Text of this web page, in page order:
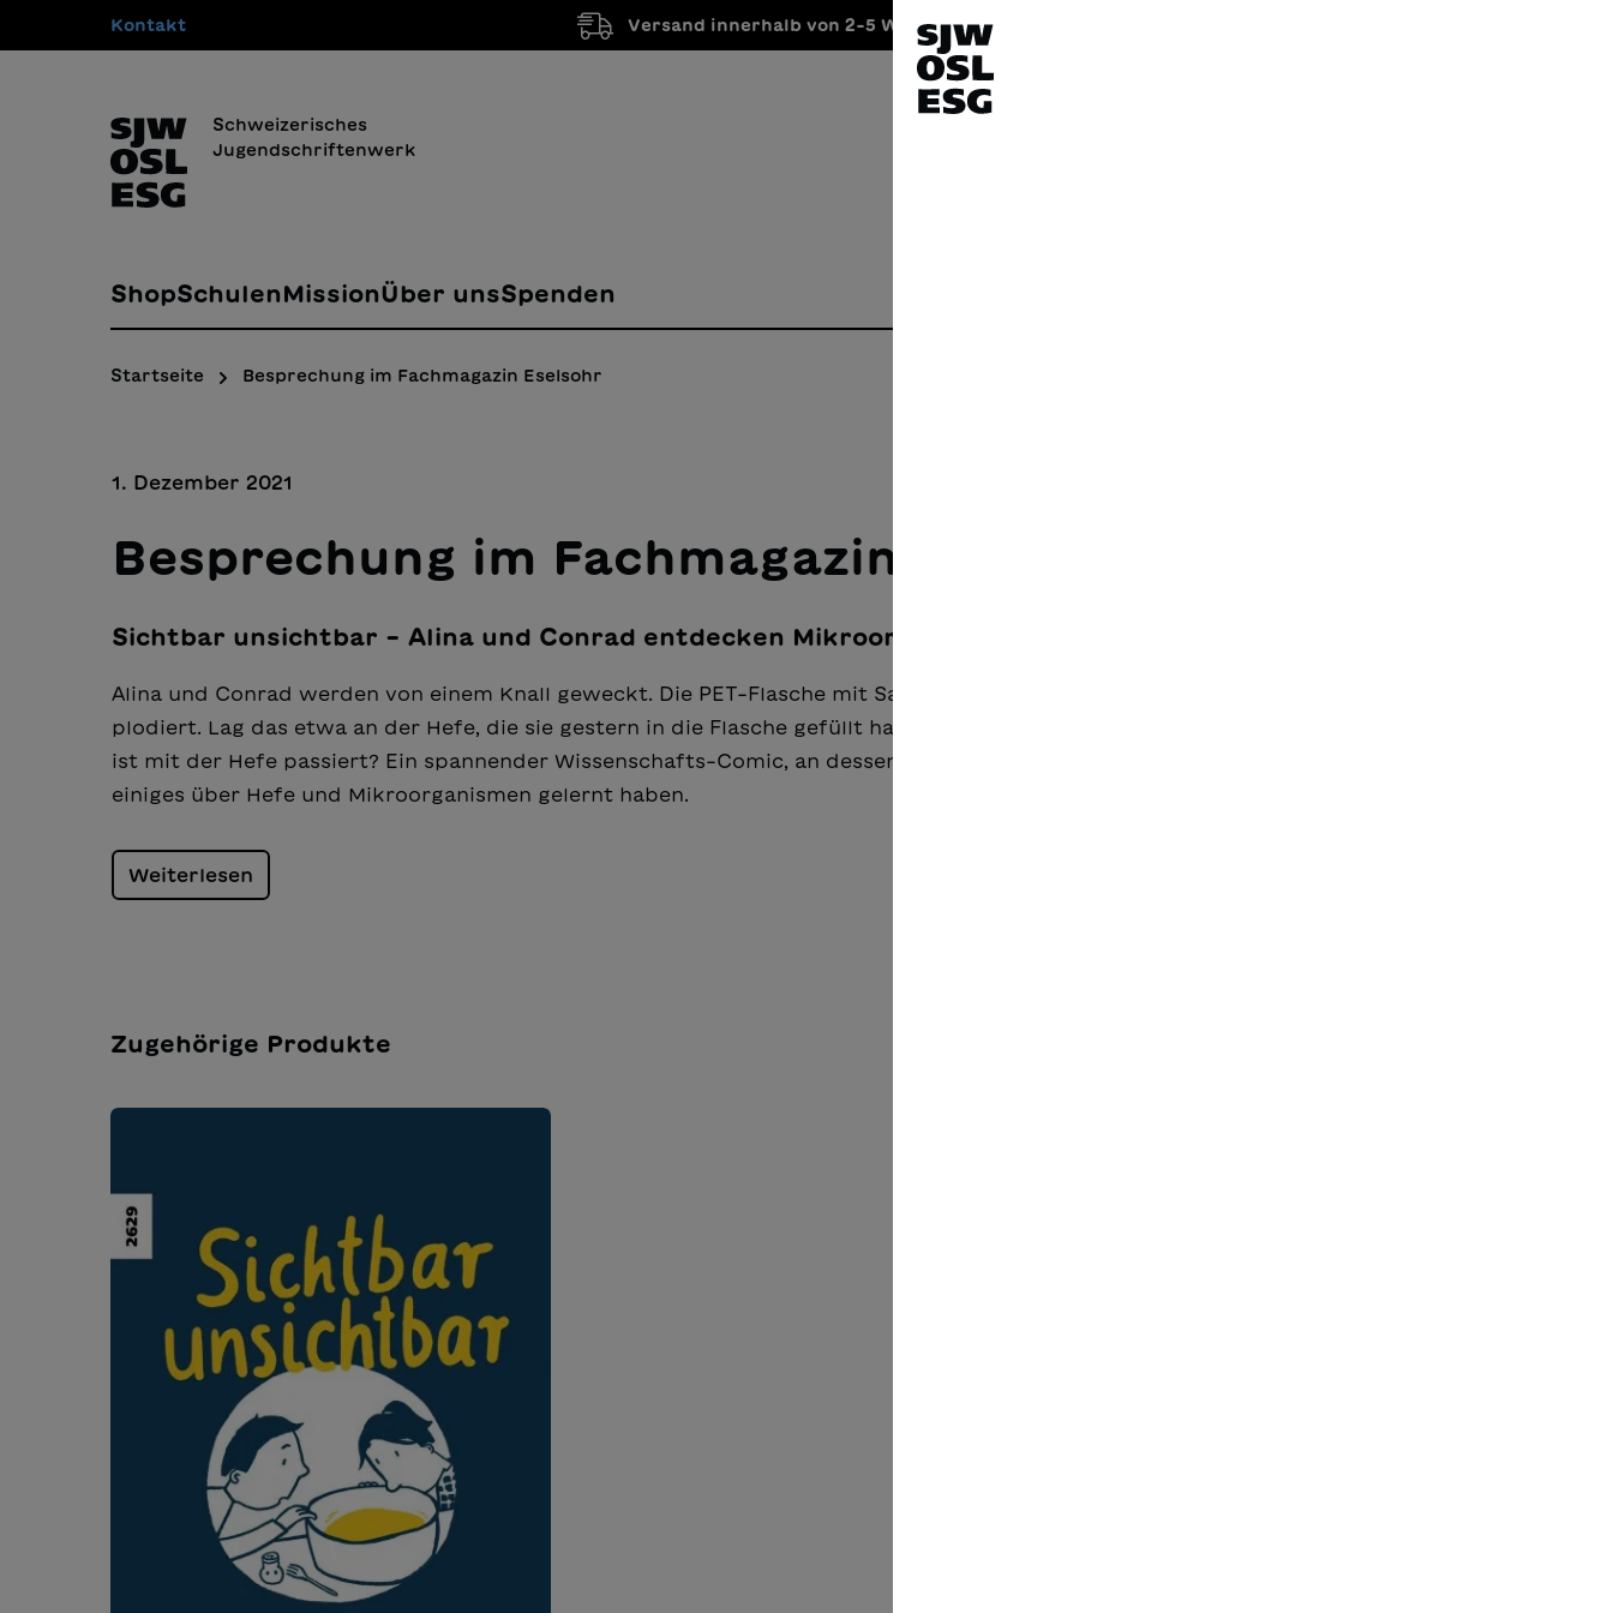
Zur Hauptnavigation springen
Kontakt Versand innerhalb von 2-5 Werktagen
Schweizerisches
Jugendschriftenwerk
ShopSchulen MissionÜber unsSpenden
Startseite Besprechung im Fachmagazin Eselsohr
1. Dezember 2021
Besprechung im Fachmagazin Eselsohr
Sichtbar unsichtbar – Alina und Conrad entdecken Mikroorganismen
Alina und Conrad werden von ei­nem Knall geweckt. Die PET-Fla­sche mit Saft ist in der Küche ex­
plodiert. Lag das etwa an der Hefe, die sie gestern in die Flasche gefüllt haben? Und wenn ja, was
ist mit der Hefe passiert? Ein spannender Wissenschafts-Comic, an dessen Ende nicht nur Kinder
einiges über Hefe und Mikroorganismen ge­lernt haben.
Weiterlesen
Zugehörige Produkte